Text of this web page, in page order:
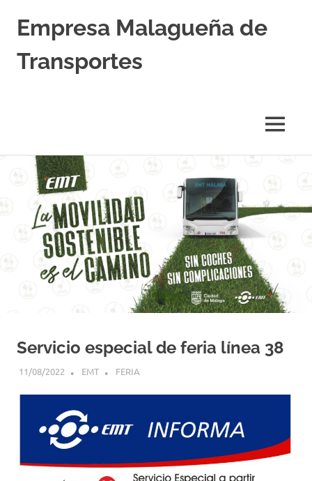
contenido
Empresa Malagueña de
Transportes
MENÚ
Servicio especial de feria línea 38
11/08/2022 EMT FERIA